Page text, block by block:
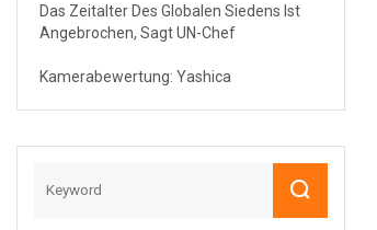
Das Zeitalter Des Globalen Siedens Ist
Angebrochen, Sagt UN-Chef
Kamerabewertung: Yashica